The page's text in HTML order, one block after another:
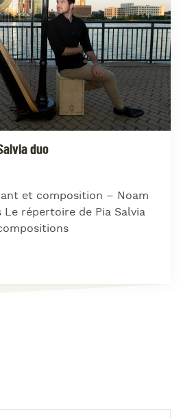
duo
et composition – Noam
répertoire de Pia Salvia